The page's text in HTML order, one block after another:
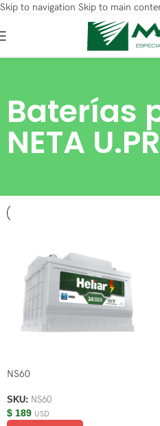
Skip to navigation Skip to main
Baterías
NETA
NS60
SKU: NS60
$ 189 USD